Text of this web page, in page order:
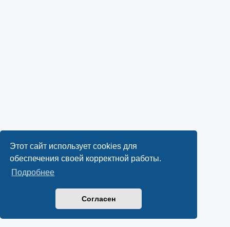
Этот сайт использует cookies для
обеспечения своей корректной работы.
Подробнее
Согласен